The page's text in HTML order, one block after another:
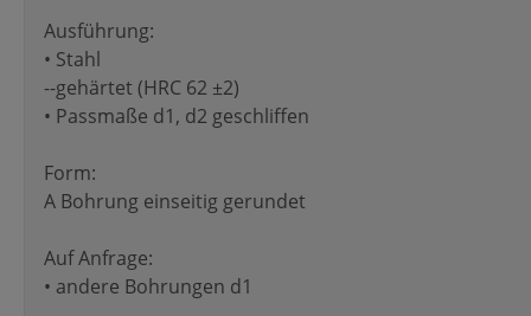
Ausführung:
• Stahl
--gehärtet (HRC 62 ±2)
• Passmaße d1, d2 geschliffen
Form:
A Bohrung einseitig gerundet
Auf Anfrage:
• andere Bohrungen d1